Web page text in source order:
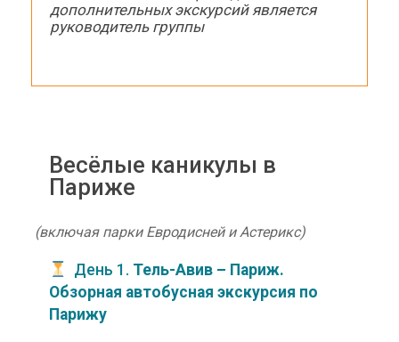
дополнительных экскурсий является
руководитель группы
Весёлые каникулы в
Париже
(включая парки Евродисней и Астерикс)
День 1. Тель-Авив – Париж.
Обзорная автобусная экскурсия по
Парижу